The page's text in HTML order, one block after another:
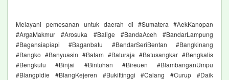
Melayani pemesanan untuk daerah di #Sumatera #AekKanopan
#ArgaMakmur #Arosuka #Balige #BandaAceh #BandarLampung
#Bagansiapiapi #Baganbatu #BandarSeriBentan #Bangkinang
#Bangko #Banyuasin #Batam #Baturaja #Batusangkar #Bengkalis
#Bengkulu #Binjai #Bintuhan #Bireuen #BlambanganUmpu
#Blangpidie #BlangKejeren #Bukittinggi #Calang #Curup #Daik